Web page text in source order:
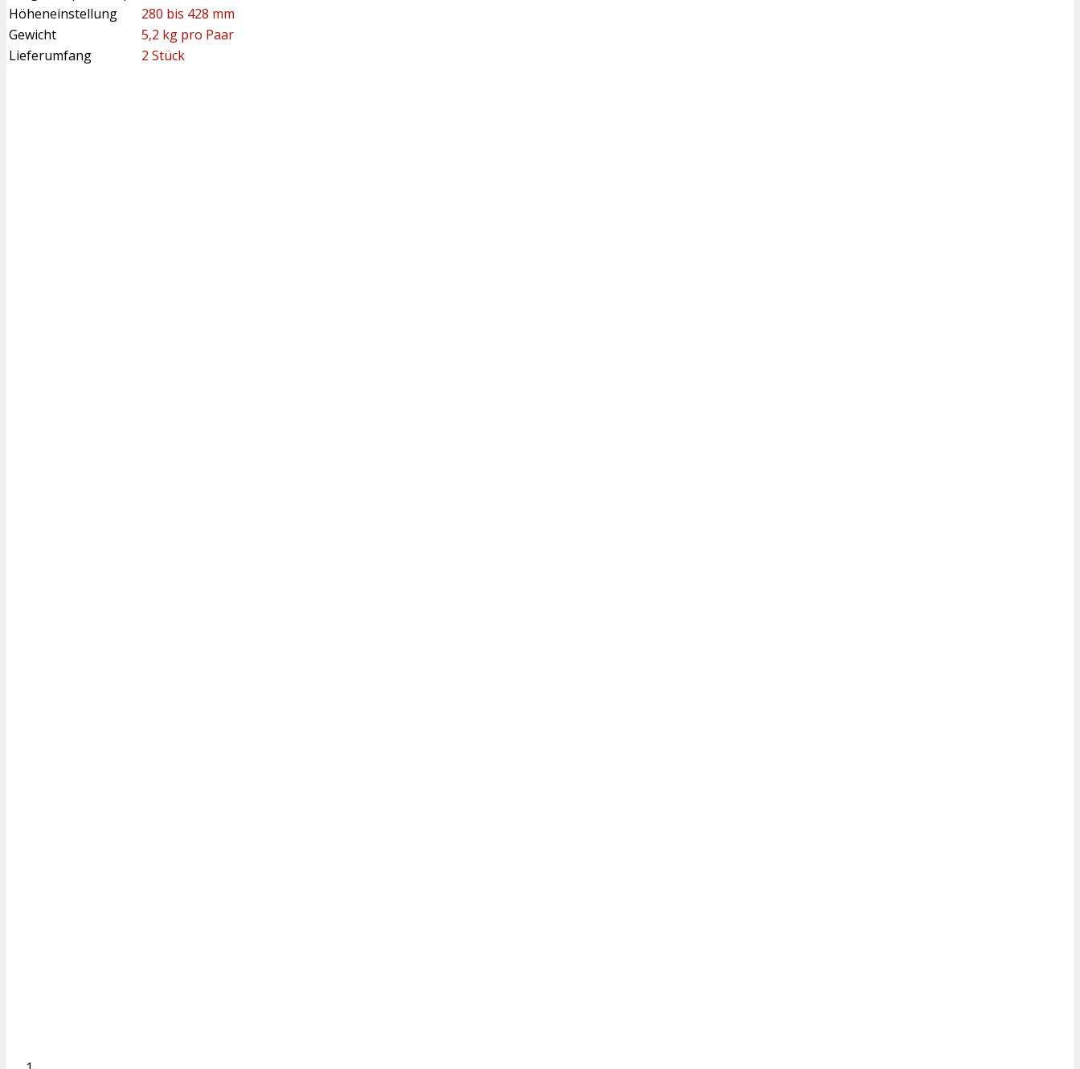
Höheneinstellung
280 bis 428 mm
Gewicht
5,2 kg pro Paar
Lieferumfang
2 Stück